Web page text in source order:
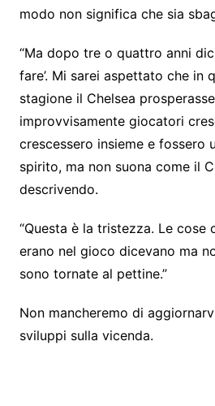
modo non significa che sia
“Ma dopo tre o quattro anni
fare’. Mi sarei aspettato che in
stagione il Chelsea
improvvisamente giocatori
crescessero insieme e fossero
spirito, ma non suona come il
descrivendo.
“Questa è la tristezza. Le cose
erano nel gioco dicevano ma
sono tornate al pettine.”
Non mancheremo di
sviluppi sulla vicenda.